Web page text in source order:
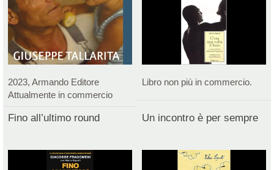
2023, Armando Editore
Attualmente in commercio
Libro non più in commercio.
Fino all’ultimo round Un incontro è per sempre